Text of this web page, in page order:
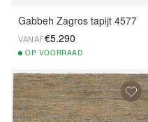
Gabbeh Zagros tapijt 4577
VANAF€5.290
OP VOORRAAD